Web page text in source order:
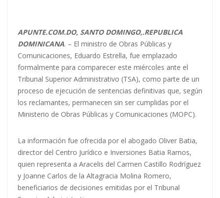
APUNTE.COM.DO, SANTO DOMINGO,.REPUBLICA
DOMINICANA. – El ministro de Obras Públicas y
Comunicaciones, Eduardo Estrella, fue emplazado
formalmente para comparecer este miércoles ante el
Tribunal Superior Administrativo (TSA), como parte de un
proceso de ejecución de sentencias definitivas que, según
los reclamantes, permanecen sin ser cumplidas por el
Ministerio de Obras Públicas y Comunicaciones (MOPC).
La información fue ofrecida por el abogado Oliver Batia,
director del Centro Jurídico e Inversiones Batia Ramos,
quien representa a Aracelis del Carmen Castillo Rodríguez
y Joanne Carlos de la Altagracia Molina Romero,
beneficiarios de decisiones emitidas por el Tribunal